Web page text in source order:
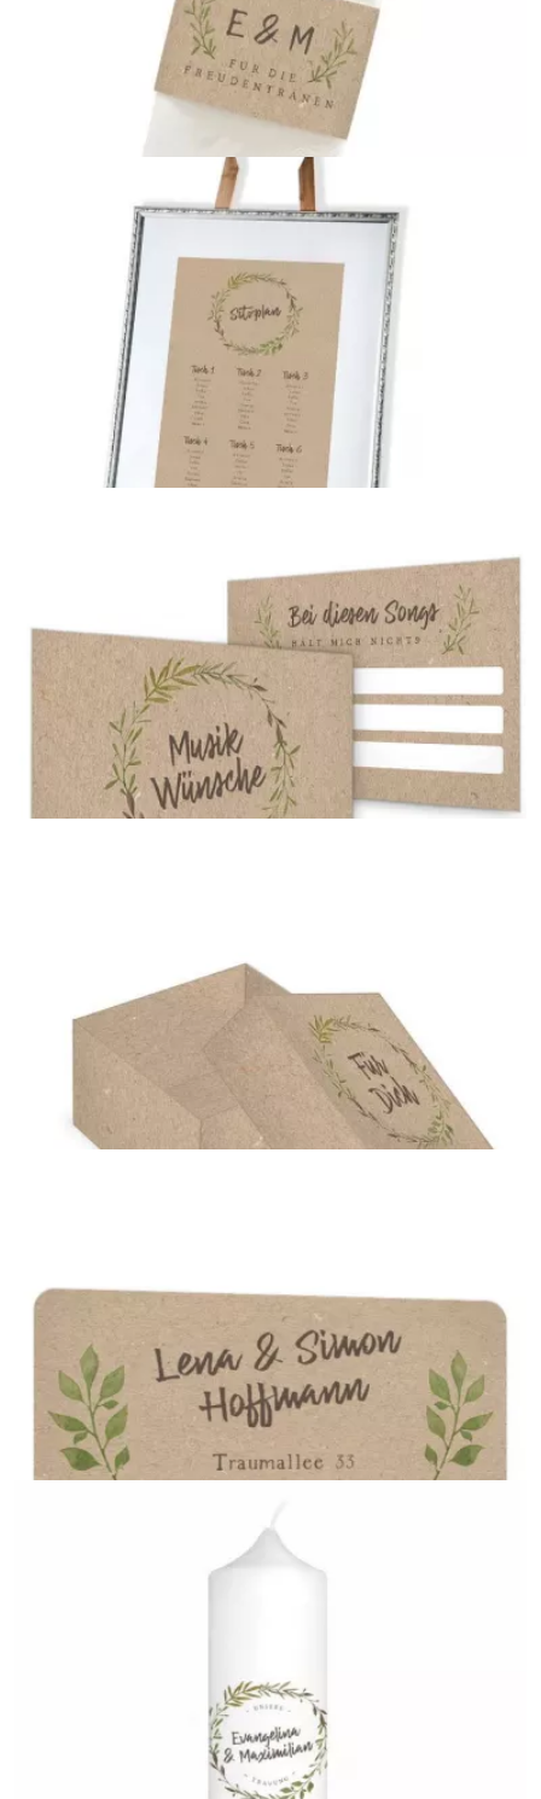
Danksagungskarte zur Hochzeit
{farbicons}
Banderole für Taschentücher
{farbicons}
Tischplan
{farbicons}
Musikwunschkarte
{farbicons}
Verpackung für Gastgeschenk
{farbicons}
Adressaufkleber
{farbicons}